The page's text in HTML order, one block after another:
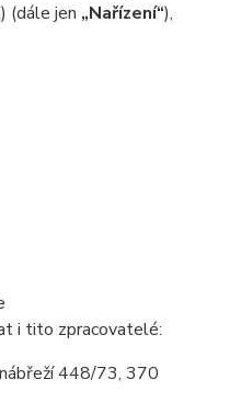
(dále jen „Nařízení“),
i tito zpracovatelé:
448/73, 370